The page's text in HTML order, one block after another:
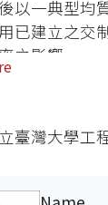
以一典型均
已建立之交
之影響。
臺灣大學工